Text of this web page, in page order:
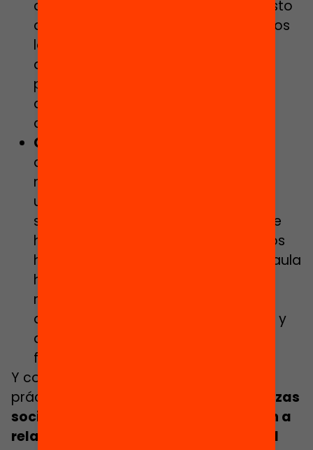
demostraciones matemáticas, puesto
que en muchos casos encontraremos
la mejor estrategia a partir de
diferentes pruebas, reconociendo
patrones y razonando o
argumentando el valor de nuestra
decisión.
Comunicación y representación
durante la partida y al finalizarla es
natural comentar las estrategias
utilizadas, las jugadas más
significativas y el momento en el que
hemos reconocido la jugada que nos
haría ganar. Además, cuando en el aula
hacemos juegos o actividades
manipulativas debemos alentar al
alumnado a explicar qué han hecho y
qué estrategias han funcionado,
fomentando este eje.
Y como hemos comentado antes, esta
práctica nos lleva a
desarrollar destrezas
sociales y personales que nos ayuden a
relacionarnos con los demás desde el